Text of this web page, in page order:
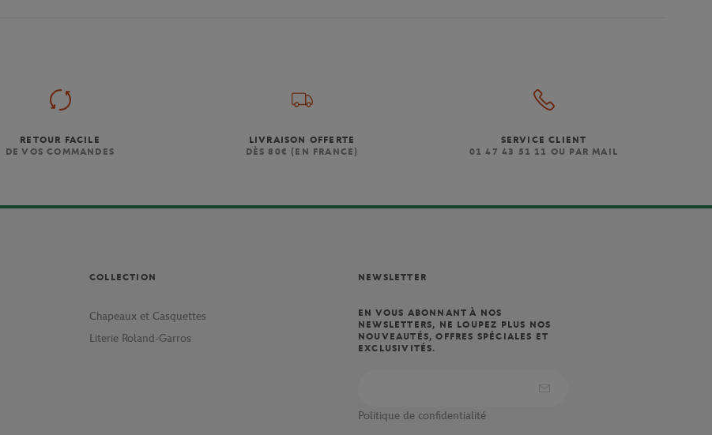
RETOUR FACILE
DE VOS COMMANDES
LIVRAISON OFFERTE
DÈS 80€ (EN FRANCE)
SERVICE CLIENT
01 47 43 51 11 OU PAR MAIL
NEWSLETTER
EN VOUS ABONNANT À NOS
NEWSLETTERS, NE LOUPEZ PLUS NOS
NOUVEAUTÉS, OFFRES SPÉCIALES ET
EXCLUSIVITÉS.
Politique de confidentialité
COLLECTION
Chapeaux et Casquettes
Literie Roland-Garros